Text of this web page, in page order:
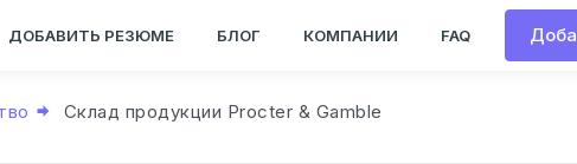
ДОБАВИТЬ РЕЗЮМЕ БЛОГ КОМПАНИИ FAQ
Склад продукции Procter & Gamble